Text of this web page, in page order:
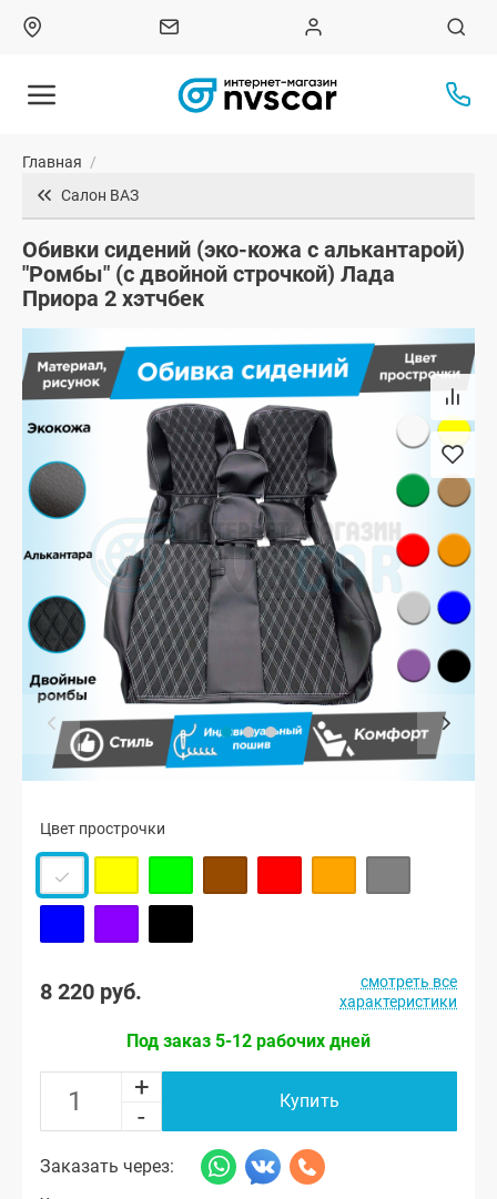
Главная /
Салон ВАЗ
Обивки сидений (эко-кожа с алькантарой)
"Ромбы" (с двойной строчкой) Лада
Приора 2 хэтчбек
Цвет прострочки
8 220 руб.
смотреть все
характеристики
Под заказ 5-12 рабочих дней
+
-
Купить
Заказать через: